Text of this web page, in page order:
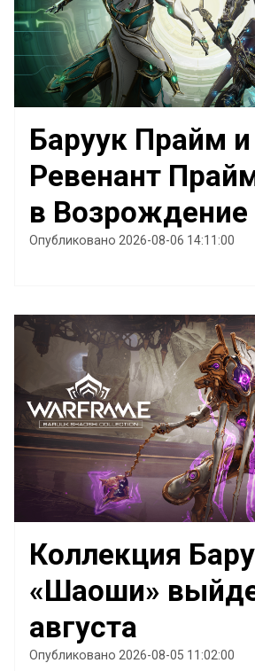
Баруук Прайм и
Ревенант
в
Опубликовано 2026-08-06 14:11:00
Коллекция
«Шаоши»
августа
Опубликовано 2026-08-05 11:02:00